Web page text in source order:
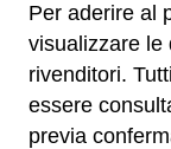
Per aderire al
visualizzare le
rivenditori.
essere
previa